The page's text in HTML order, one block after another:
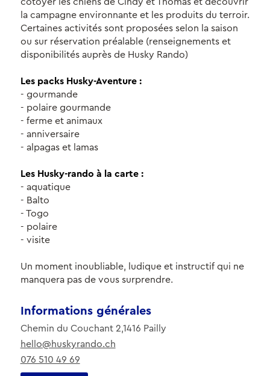
la campagne environnante et les produits du terroir.
Certaines activités sont proposées selon la saison
ou sur réservation préalable (renseignements et
disponibilités auprès de Husky Rando)
Les packs Husky-Aventure :
- gourmande
- polaire gourmande
- ferme et animaux
- anniversaire
- alpagas et lamas
Les Husky-rando à la carte :
- aquatique
- Balto
- Togo
- polaire
- visite
Un moment inoubliable, ludique et instructif qui ne
manquera pas de vous surprendre.
Informations générales
Chemin du Couchant 2,1416 Pailly
hello@huskyrando.ch
076 510 49 69